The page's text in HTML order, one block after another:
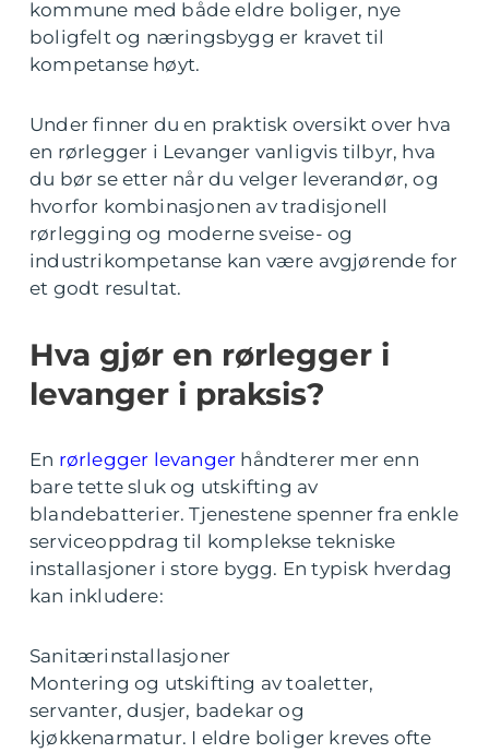
kommune med både eldre boliger, nye
boligfelt og næringsbygg er kravet til
kompetanse høyt.
Under finner du en praktisk oversikt over hva
en rørlegger i Levanger vanligvis tilbyr, hva
du bør se etter når du velger leverandør, og
hvorfor kombinasjonen av tradisjonell
rørlegging og moderne sveise- og
industrikompetanse kan være avgjørende for
et godt resultat.
Hva gjør en rørlegger i
levanger i praksis?
En rørlegger levanger håndterer mer enn
bare tette sluk og utskifting av
blandebatterier. Tjenestene spenner fra enkle
serviceoppdrag til komplekse tekniske
installasjoner i store bygg. En typisk hverdag
kan inkludere:
Sanitærinstallasjoner
Montering og utskifting av toaletter,
servanter, dusjer, badekar og
kjøkkenarmatur. I eldre boliger kreves ofte